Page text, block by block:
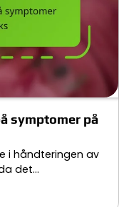
symptomer på
i håndteringen av
det…